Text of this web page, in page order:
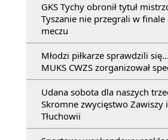
GKS Tychy obronił tytuł
Tyszanie nie przegrali w
meczu
Młodzi piłkarze sprawdzili
MUKS CWZS zorganizował
Udana sobota dla naszych
Skromne zwycięstwo Zawiszy
Tłuchowii